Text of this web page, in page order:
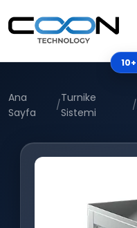
10+
Ana
Sayfa
/
Turnike
Sistemi
/